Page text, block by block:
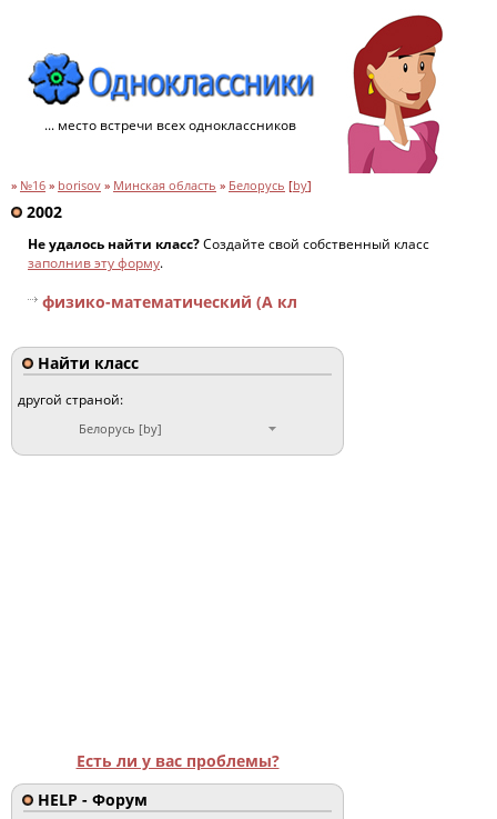
... место встречи всех одноклассников
» №16 » borisov » Минская область » Белорусь [by]
2002
Не удалось найти класс?Создайте свой собственный класс
заполнив эту форму.
физико-математический (А кл
Найти класс
другой страной:
Белорусь [by]
Есть ли у вас проблемы?
HELP - Форум